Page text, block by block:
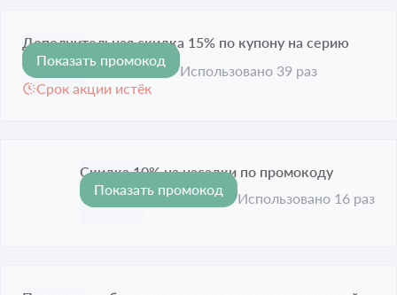
-15%
Дополнительная скидка 15% по купону на серию
kMIX
Срок акции истёк
Показать промокод
Использовано 39 раз
-10%
Скидка 10% на насадки по промокоду
Срок акции истёк
Показать промокод
Использовано 16 раз